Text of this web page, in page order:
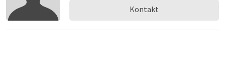
Kontakt